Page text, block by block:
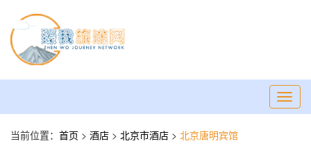
当前位置： 首页 > 酒店 > 北京市酒店 > 北京唐明宾馆